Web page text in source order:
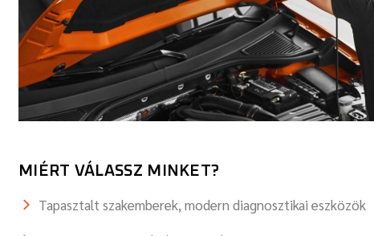
MIÉRT VÁLASSZ MINKET?
Tapasztalt szakemberek, modern diagnosztikai eszközök